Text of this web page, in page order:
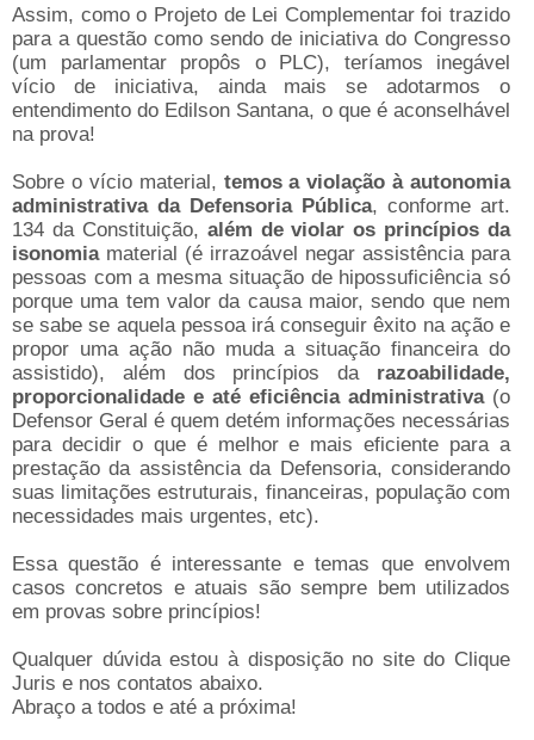
Assim, como o Projeto de Lei Complementar foi trazido
para a questão como sendo de iniciativa do Congresso
(um parlamentar propôs o PLC), teríamos inegável
vício de iniciativa, ainda mais se adotarmos o
entendimento do Edilson Santana, o que é aconselhável
na prova!
Sobre o vício material, temos a violação à autonomia
administrativa da Defensoria Pública, conforme art.
134 da Constituição, além de violar os princípios da
isonomiamaterial (é irrazoável negar assistência para
pessoas com a mesma situação de hipossuficiência só
porque uma tem valor da causa maior, sendo que nem
se sabe se aquela pessoa irá conseguir êxito na ação e
propor uma ação não muda a situação financeira do
assistido), além dos princípios da razoabilidade,
proporcionalidade e até eficiência administrativa(o
Defensor Geral é quem detém informações necessárias
para decidir o que é melhor e mais eficiente para a
prestação da assistência da Defensoria, considerando
suas limitações estruturais, financeiras, população com
necessidades mais urgentes, etc).
Essa questão é interessante e temas que envolvem
casos concretos e atuais são sempre bem utilizados
em provas sobre princípios!
Qualquer dúvida estou à disposição no site do Clique
Juris e nos contatos abaixo.
Abraço a todos e até a próxima!